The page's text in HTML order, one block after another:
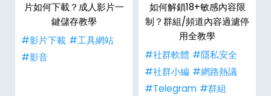
片如何下載？成人影片一
鍵儲存教學
#影片下載 #工具網站
#影音
如何解鎖18+敏感內容限
制？群組/頻道內容過濾停
用全教學
#社群軟體 #隱私安全
#社群小編 #網路熱議
#Telegram #群組